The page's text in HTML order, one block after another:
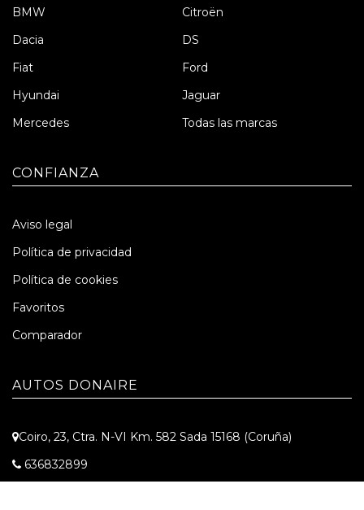
BMW
Citroën
Dacia
DS
Fiat
Ford
Hyundai
Jaguar
Mercedes
Todas las marcas
CONFIANZA
Aviso legal
Política de privacidad
Política de cookies
Favoritos
Comparador
AUTOS DONAIRE
Coiro, 23, Ctra. N-VI Km. 582 Sada 15168 (Coruña)
636832899